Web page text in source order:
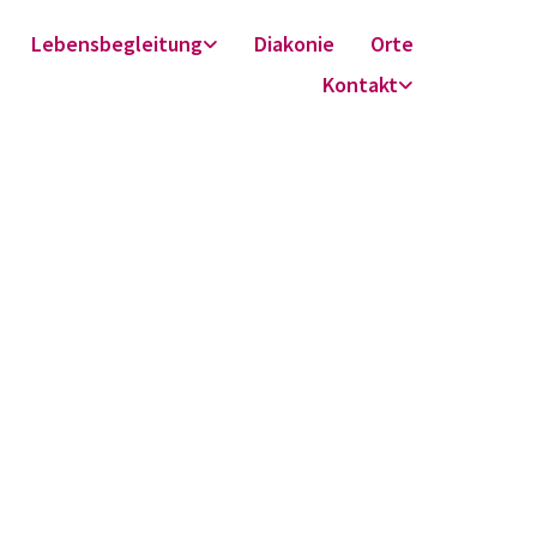
Lebensbegleitung Diakonie
Orte
Kontakt